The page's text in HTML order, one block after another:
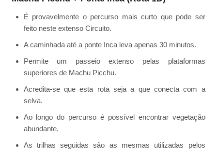
É provavelmente o percurso mais curto que pode ser
feito neste extenso Circuito.
A caminhada até a ponte Inca leva apenas 30 minutos.
Permite um passeio extenso pelas plataformas
superiores de Machu Picchu.
Acredita-se que esta rota seja a que conecta com a
selva.
Ao longo do percurso é possível encontrar vegetação
abundante.
As trilhas seguidas são as mesmas utilizadas pelos